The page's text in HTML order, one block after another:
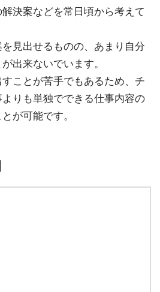
決案などを常日頃から考えて
見出せるものの、あまり自分
出来ないでいます。
ことが苦手でもあるため、チ
りも単独でできる仕事内容の
が可能です。